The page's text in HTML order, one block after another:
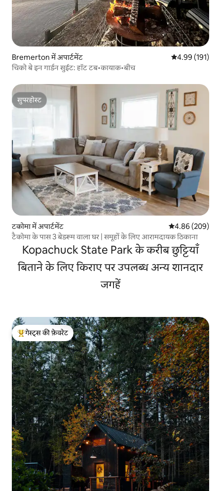
Bremerton में अपार्टमेंट औसत रेटिंग 5 में से
4.99 (191)
चिको बे इन गार्डन सुईट: हॉट टब•कायाक•बीच
सुपरहोस्ट
सुपरहोस्ट
टकोमा में अपार्टमेंट औसत रेटिंग 5 में से
4.86 (209)
टैकोमा के पास 3 बेडरूम वाला घर | समूहों के लिए आरामदायक ठिकाना
Kopachuck State Park के करीब छुट्टियाँ
बिताने के लिए किराए पर उपलब्ध अन्य शानदार
जगहें
गेस्ट्स का टॉप फ़ेवरेट
गेस्ट्स की फ़ेवरेट